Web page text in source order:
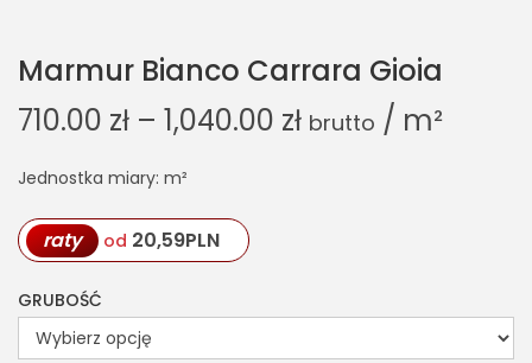
Marmur Bianco Carrara Gioia
710.00 zł – 1,040.00 zł brutto / m²
Jednostka miary: m²
raty od 20,59PLN
GRUBOŚĆ